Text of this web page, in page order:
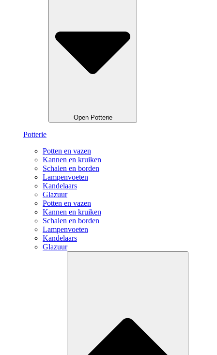
Open Potterie
Potterie
Potten en vazen
Kannen en kruiken
Schalen en borden
Lampenvoeten
Kandelaars
Glazuur
Potten en vazen
Kannen en kruiken
Schalen en borden
Lampenvoeten
Kandelaars
Glazuur